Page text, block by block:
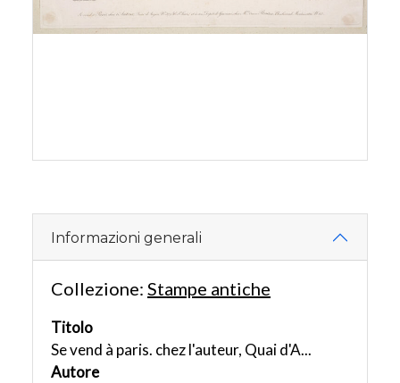
Informazioni generali
Collezione: Stampe antiche
Titolo
Se vend à paris. chez l'auteur, Quai d'A...
Autore